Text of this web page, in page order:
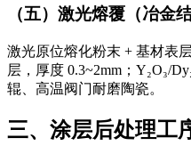
（五）激光熔覆（冶金
激光原位熔化粉末 + 基材表层
层 ，厚度 0.3~2mm；Y₂O₃/
辊、高温阀门耐磨陶瓷。
三、涂层后处理工